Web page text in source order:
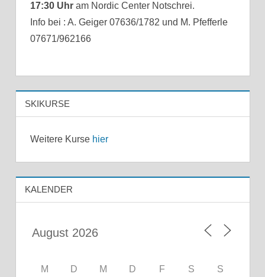
17:30 Uhram Nordic Center Notschrei.
Info bei : A. Geiger 07636/1782 und M. Pfefferle
07671/962166
SKIKURSE
Weitere Kurse hier
KALENDER
M D M D F S S